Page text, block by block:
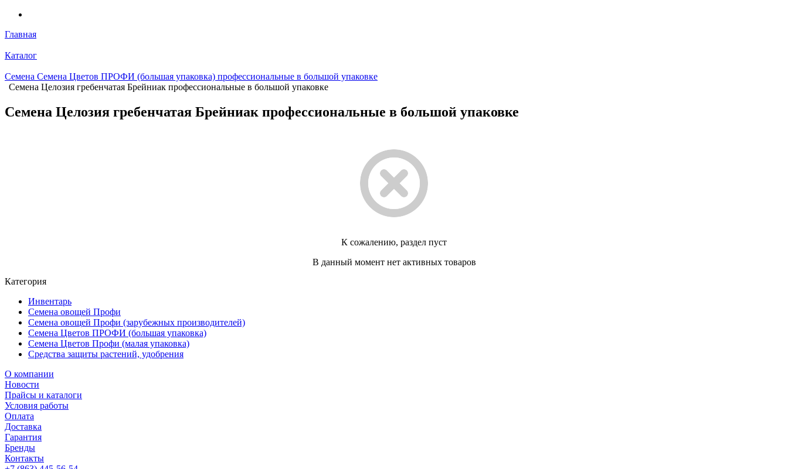
Главная
Каталог
Семена Семена Цветов ПРОФИ (большая упаковка) профессиональные в большой упаковке
Семена Целозия гребенчатая Брейниак профессиональные в большой упаковке
Семена Целозия гребенчатая Брейниак профессиональные в большой упаковке
К сожалению, раздел пуст
В данный момент нет активных товаров
Категория
Инвентарь
Семена овощей Профи
Семена овощей Профи (зарубежных производителей)
Семена Цветов ПРОФИ (большая упаковка)
Семена Цветов Профи (малая упаковка)
Средства защиты растений, удобрения
О компании
Новости
Прайсы и каталоги
Условия работы
Оплата
Доставка
Гарантия
Бренды
Контакты